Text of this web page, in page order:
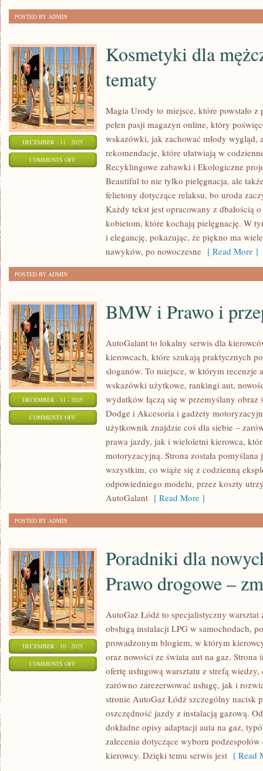
POSTED BY ADMIN
DECEMBER - 11 - 2025
COMMENTS OFFON
Kosmetyki dla
tematy
Magia Urody to miejsce, które powstało
pełen pasji magazyn online, który
wskazówki, jak zachować młody wygląd,
rekomendacje, które ułatwiają w
Recyklingowe zabawki i Ekologiczne
Beautiful to nie tylko pielęgnacja, ale
felietony dotyczące relaksu, bo uroda
Każdy tekst jest opracowany z dbałością
kobietom, które kochają pielęgnację. W
i elegancję, pokazując, że piękno ma
nawyków, po nowoczesne [ Read More ]
POSTED BY ADMIN
DECEMBER - 11 - 2025
COMMENTS OFFON
BMW i Prawo i
AutoGalant to lokalny serwis dla
kierowcach, które szukają praktycznych
sloganów. To miejsce, w którym recenzje
wskazówki użytkowe, rankingi aut,
wydatków łączą się w przemyślany
Dodge i Akcesoria i gadżety
użytkownik znajdzie coś dla siebie –
prawa jazdy, jak i wieloletni kierowca,
motoryzacyjną. Strona została
wszystkim, co wiąże się z codzienną
odpowiedniego modelu, przez koszty
AutoGalant [ Read More ]
POSTED BY ADMIN
DECEMBER - 10 - 2025
COMMENTS OFFON
Poradniki dla
Prawo drogowe –
AutoGaz Łódź to specjalistyczny warsztat
obsługą instalacji LPG w samochodach,
prowadzonym blogiem, w którym
oraz nowości ze świata aut na gaz.
ofertę usługową warsztatu z strefą
zarówno zarezerwować usługę, jak i
stronie AutoGaz Łódź szczególny nacisk
oszczędność jazdy z instalacją gazową.
dokładne opisy adaptacji auta na gaz,
zalecenia dotyczące wyboru
kierowcy. Dzięki temu serwis jest [ Read